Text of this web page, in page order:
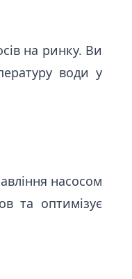
на ринку. Ви
води у
насосом
та оптимізує